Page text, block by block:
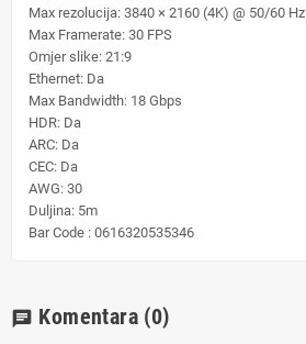
Max rezolucija: 3840 × 2160 (4K) @ 50/60 Hz
Max Framerate: 30 FPS
Omjer slike: 21:9
Ethernet: Da
Max Bandwidth: 18 Gbps
HDR: Da
ARC: Da
CEC: Da
AWG: 30
Duljina: 5m
Bar Code : 0616320535346
chat Komentara (0)